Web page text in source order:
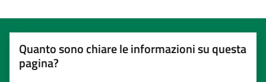
Quanto sono chiare le informazioni su questa
pagina?